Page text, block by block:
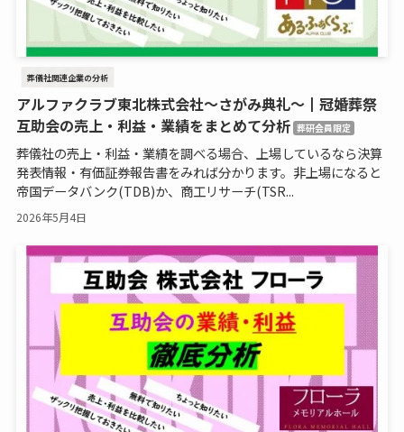
葬儀社関連企業の分析
アルファクラブ東北株式会社〜さがみ典礼〜┃冠婚葬祭
互助会の売上・利益・業績をまとめて分析 葬研会員限定
葬儀社の売上・利益・業績を調べる場合、上場しているなら決算
発表情報・有価証券報告書をみれば分かります。非上場になると
帝国データバンク(TDB)か、商工リサーチ(TSR...
2026年5月4日